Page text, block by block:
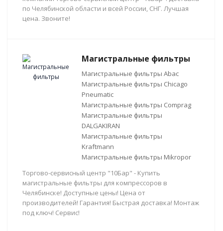
по Челябинской области и всей России, СНГ. Лучшая
цена. Звоните!
Магистральные фильтры
Магистральные фильтры Abac
Магистральные фильтры Chicago
Pneumatic
Магистральные фильтры Comprag
Магистральные фильтры
DALGAKIRAN
Магистральные фильтры
Kraftmann
Магистральные фильтры Mikropor
Торгово-сервисный центр "10Бар" - Купить
магистральные фильтры для компрессоров в
Челябинске! Доступные цены! Цена от
производителей! Гарантия! Быстрая доставка! Монтаж
под ключ! Сервис!